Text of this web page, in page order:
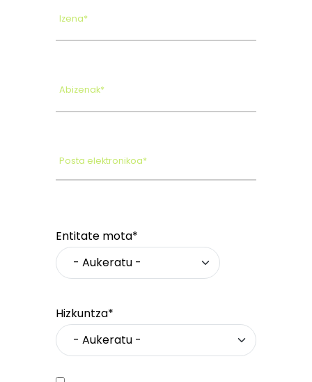
Izena*
Abizenak*
Posta elektronikoa*
Entitate mota*
Hizkuntza*